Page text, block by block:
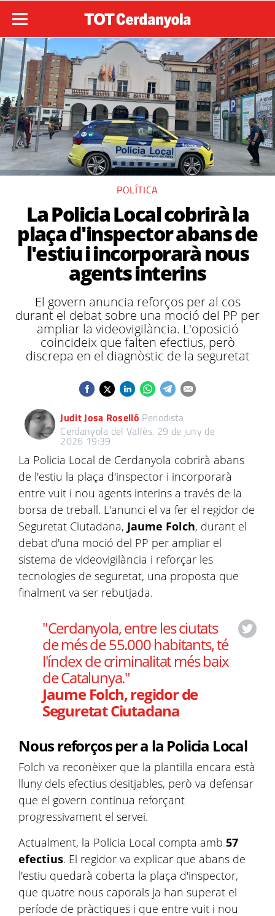
POLÍTICA
La Policia Local cobrirà la
plaça d'inspector abans de
l'estiu i incorporarà nous
agents interins
El govern anuncia reforços per al cos
durant el debat sobre una moció del PP per
ampliar la videovigilància. L'oposició
coincideix que falten efectius, però
discrepa en el diagnòstic de la seguretat
Judit Josa Roselló Periodista
Cerdanyola del Vallès. 29 de juny de
2026 19:39
La Policia Local de Cerdanyola cobrirà abans
de l'estiu la plaça d'inspector i incorporarà
entre vuit i nou agents interins a través de la
borsa de treball. L'anunci el va fer el regidor de
Seguretat Ciutadana, Jaume Folch, durant el
debat d'una moció del PP per ampliar el
sistema de videovigilància i reforçar les
tecnologies de seguretat, una proposta que
finalment va ser rebutjada.
"Cerdanyola, entre les ciutats
de més de 55.000 habitants, té
l'índex de criminalitat més baix
de Catalunya."
Jaume Folch, regidor de
Seguretat Ciutadana
Nous reforços per a la Policia Local
Folch va reconèixer que la plantilla encara està
lluny dels efectius desitjables, però va defensar
que el govern continua reforçant
progressivament el servei.
Actualment, la Policia Local compta amb 57
efectius. El regidor va explicar que abans de
l'estiu quedarà coberta la plaça d'inspector,
que quatre nous caporals ja han superat el
període de pràctiques i que entre vuit i nou